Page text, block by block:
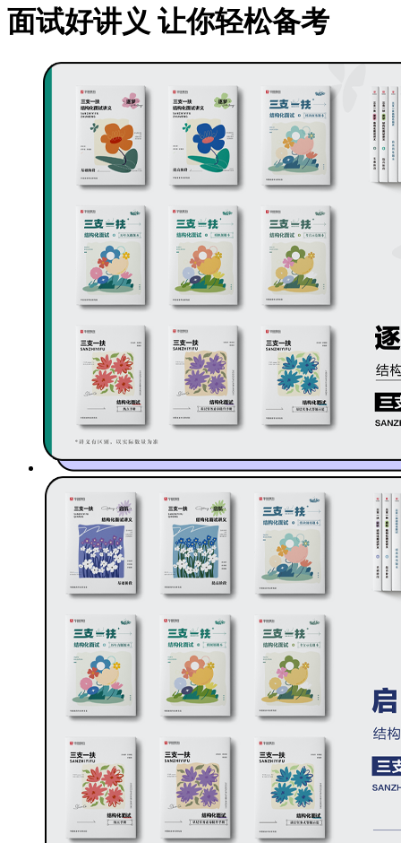
面试好讲义 让你轻松备考